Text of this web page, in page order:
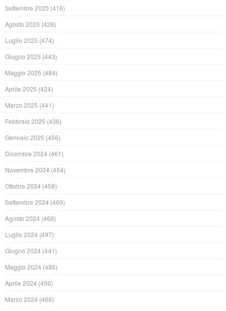
Settembre 2025 (416)
Agosto 2025 (428)
Luglio 2025 (474)
Giugno 2025 (443)
Maggio 2025 (484)
Aprile 2025 (424)
Marzo 2025 (441)
Febbraio 2025 (436)
Gennaio 2025 (456)
Dicembre 2024 (461)
Novembre 2024 (454)
Ottobre 2024 (458)
Settembre 2024 (469)
Agosto 2024 (468)
Luglio 2024 (497)
Giugno 2024 (441)
Maggio 2024 (485)
Aprile 2024 (456)
Marzo 2024 (468)